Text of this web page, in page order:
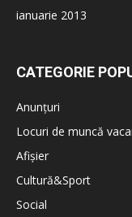
ianuarie 2013
CATEGORIE
Anunțuri
Locuri de muncă
Afișier
Cultură&Sport
Social